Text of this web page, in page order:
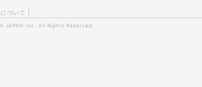
ついて
JAPAN Inc. All Rights Reserved.